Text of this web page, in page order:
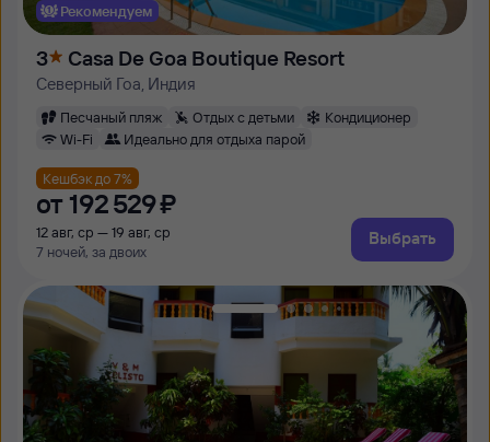
Рекомендуем
3 Casa De Goa Boutique Resort
Северный Гоа, Индия
Песчаный пляж Отдых с детьми
Кондиционер
Wi-Fi
Идеально для отдыха парой
Кешбэк до 7%
от 192 ⁠529 ⁠₽
12 авг, ср — 19 авг, ср
7 ночей, за двоих
Выбрать